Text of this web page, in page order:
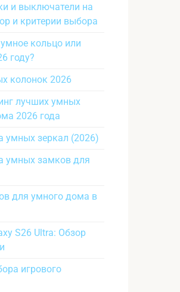
и выключатели на
и критерии выбора
кольцо или
году?
колонок 2026
лучших умных
2026 года
умных зеркал (2026)
умных замков для
для умного дома в
S26 Ultra: Обзор
игрового